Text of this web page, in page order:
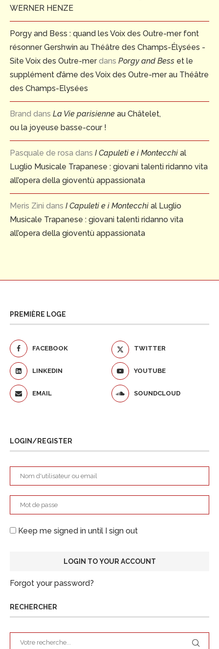
WERNER HENZE
Porgy and Bess : quand les Voix des Outre-mer font
résonner Gershwin au Théâtre des Champs-Élysées -
Site Voix des Outre-merdans Porgy and Bess et le
supplément d’âme des Voix des Outre-mer au Théâtre
des Champs-Elysées
Brand dans La Vie parisienne au Châtelet,
ou la joyeuse basse-cour !
Pasquale de rosa dans I Capuleti e i Montecchi al
Luglio Musicale Trapanese : giovani talenti ridanno vita
all’opera della gioventù appassionata
Meris Zini dans I Capuleti e i Montecchi al Luglio
Musicale Trapanese : giovani talenti ridanno vita
all’opera della gioventù appassionata
PREMIÈRE LOGE
FACEBOOK TWITTER
LINKEDIN YOUTUBE
EMAIL SOUNDCLOUD
LOGIN/REGISTER
Keep me signed in until I sign out
Forgot your password?
RECHERCHER